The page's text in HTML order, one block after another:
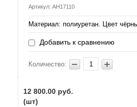
Артикул: AH17110
Материал: полиуретан. Цвет
Добавить к сравнению
Количество:
12 800.00 руб.
(шт)